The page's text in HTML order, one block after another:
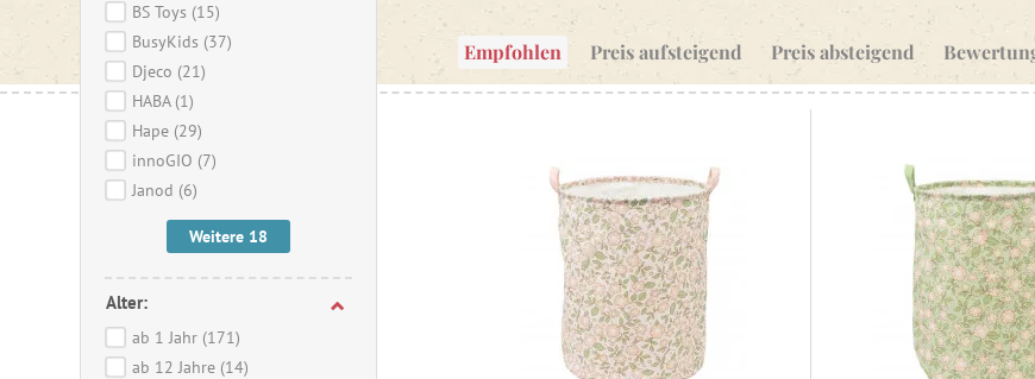
BS Toys (15)
BusyKids (37)
Djeco (21)
HABA (1)
Hape (29)
innoGIO (7)
Janod (6)
Weitere 18
Alter:
ab 1 Jahr (171)
ab 12 Jahre (14)
Empfohlen Preis aufsteigend Preis absteigend